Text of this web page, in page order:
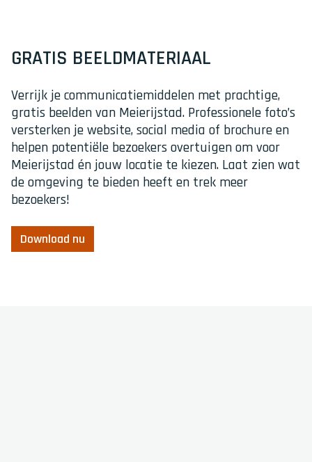
GRATIS BEELDMATERIAAL
Verrijk je communicatiemiddelen met prachtige,
gratis beelden van Meierijstad. Professionele foto’s
versterken je website, social media of brochure en
helpen potentiële bezoekers overtuigen om voor
Meierijstad én jouw locatie te kiezen. Laat zien wat
de omgeving te bieden heeft en trek meer
bezoekers!
Download nu